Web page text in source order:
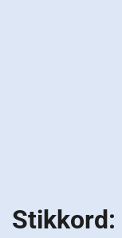
Stikkord: